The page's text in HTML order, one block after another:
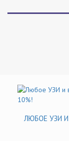
ЛЮБОЕ УЗИ